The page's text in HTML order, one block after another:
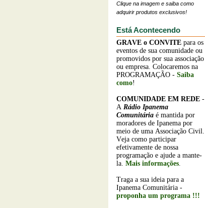
Clique na imagem e saiba como
adquirir produtos exclusivos!
Está Acontecendo
GRAVE o CONVITE para os
eventos de sua comunidade ou
promovidos por sua associação
ou empresa. Colocaremos na
PROGRAMAÇÃO - Saiba
como!
COMUNIDADE EM REDE -
A Rádio Ipanema
Comunitária é mantida por
moradores de Ipanema por
meio de uma Associação Civil.
Veja como participar
efetivamente de nossa
programação e ajude a mante-
la. Mais informações.
Traga a sua ideia para a
Ipanema Comunitária -
proponha um programa !!!